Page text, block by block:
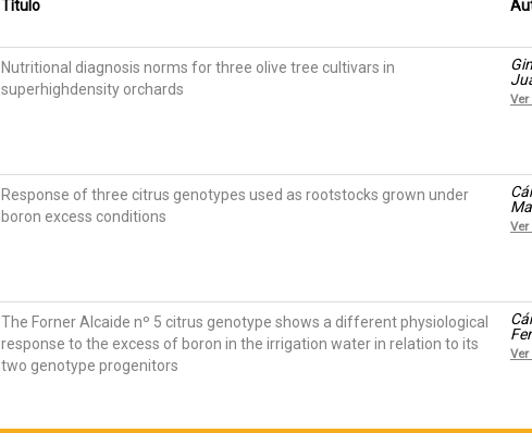
Título
Nutritional diagnosis norms for three olive tree cultivars in
superhighdensity orchards
Response of three citrus genotypes used as rootstocks grown under
boron excess conditions
The Forner Alcaide nº 5 citrus genotype shows a different physiological
response to the excess of boron in the irrigation water in relation to its
two genotype progenitors